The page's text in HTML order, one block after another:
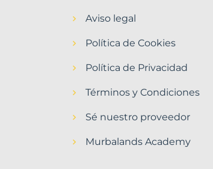
Aviso legal
Política de Cookies
Política de Privacidad
Términos y Condiciones
Sé nuestro proveedor
Murbalands Academy